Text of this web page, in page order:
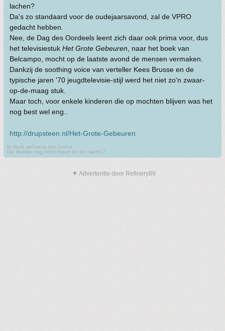
lachen?
Da's zo standaard voor de oudejaarsavond, zal de VPRO
gedacht hebben.
Nee, de Dag des Oordeels leent zich daar ook prima voor, dus
het televisiestuk Het Grote Gebeuren , naar het boek van
Belcampo, mocht op de laatste avond de mensen vermaken.
Dankzij de soothing voice van verteller Kees Brusse en de
typische jaren '70 jeugdtelevisie-stijl werd het niet zo'n zwaar-
op-de-maag stuk.
Maar toch, voor enkele kinderen die op mochten blijven was het
nog best wel eng..
http://drupsteen.nl/Het-Grote-Gebeuren
Ik denk wel eens aan Ionica
Die deelde nog eens staart tot de macht 7
▼ Advertentie door Refinery89